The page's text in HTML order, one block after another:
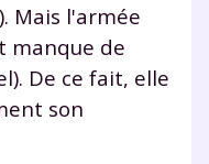
Mais l'armée
manque de
De ce fait, elle
son